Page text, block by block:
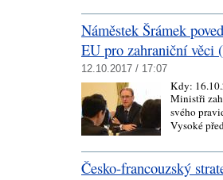
Náměstek Šrámek
EU pro zahraniční věci
12.10.2017 / 17:07
Kdy:
Ministři
svého
Vysoké
Česko-francouzský